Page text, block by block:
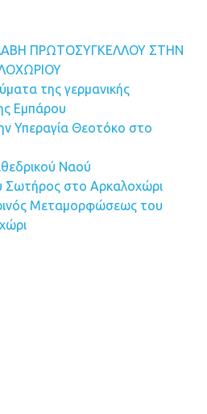
ΠΡΩΤΟΣΥΓΚΕΛΛΟΥ ΣΤΗΝ
της γερμανικής
Εμπάρου
Υπεραγία Θεοτόκο στο
Ναού
στο Αρκαλοχώρι
Μεταμορφώσεως του